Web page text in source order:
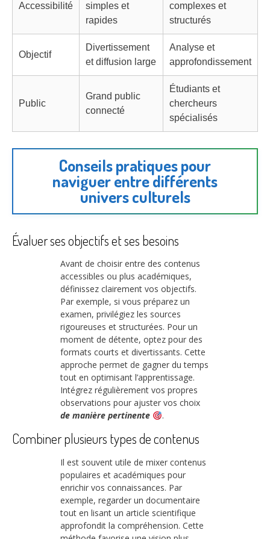
Accessibilité
simples et
rapides
complexes et
structurés
Objectif
Divertissement
et diffusion large
Analyse et
approfondissement
Public
Grand public
connecté
Étudiants et
chercheurs
spécialisés
Conseils pratiques pour
naviguer entre différents
univers culturels
Évaluer ses objectifs et ses besoins
Avant de choisir entre des contenus
accessibles ou plus académiques,
définissez clairement vos objectifs.
Par exemple, si vous préparez un
examen, privilégiez les sources
rigoureuses et structurées. Pour un
moment de détente, optez pour des
formats courts et divertissants. Cette
approche permet de gagner du temps
tout en optimisant l’apprentissage.
Intégrez régulièrement vos propres
observations pour ajuster vos choix
de manière pertinente
.
Combiner plusieurs types de contenus
Il est souvent utile de mixer contenus
populaires et académiques pour
enrichir vos connaissances. Par
exemple, regarder un documentaire
tout en lisant un article scientifique
approfondit la compréhension. Cette